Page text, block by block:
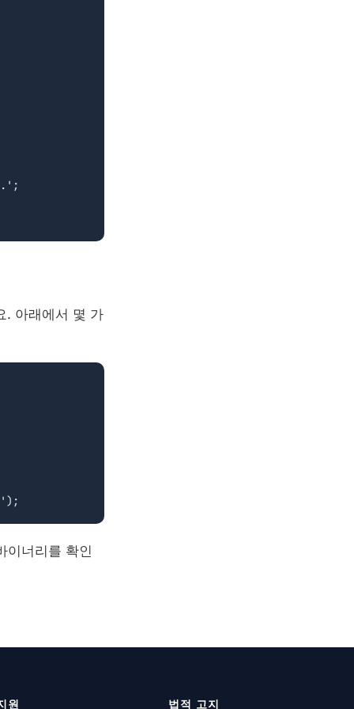
. 아래에서 몇 가
이너리를 확인
원 법적 고지